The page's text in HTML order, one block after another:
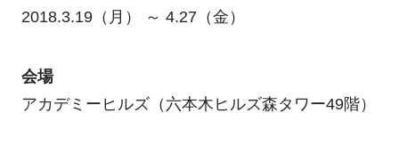
2018.3.19（月） ～ 4.27（金）
会場
アカデミーヒルズ（六本木ヒルズ森タワー49階）